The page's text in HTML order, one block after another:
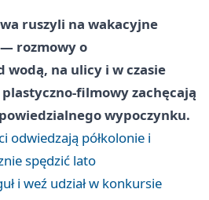
ruszyli na wakacyjne
rozmowy o
wodą, na ulicy i w czasie
filmowy zachęcają
wypoczynku.
odwiedzają półkolonie i
spędzić lato
i weź udział w konkursie